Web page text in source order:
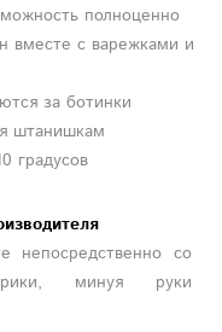
полноценно
вместе с варежками и
за ботинки
штанишкам
градусов
непосредственно со
минуя руки